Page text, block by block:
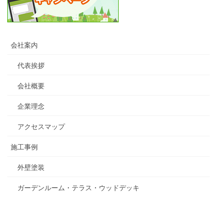
会社案内
代表挨拶
会社概要
企業理念
アクセスマップ
施工事例
外壁塗装
ガーデンルーム・テラス・ウッドデッキ